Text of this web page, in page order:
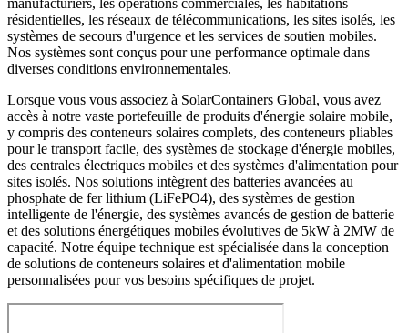
manufacturiers, les opérations commerciales, les habitations
résidentielles, les réseaux de télécommunications, les sites isolés, les
systèmes de secours d'urgence et les services de soutien mobiles.
Nos systèmes sont conçus pour une performance optimale dans
diverses conditions environnementales.
Lorsque vous vous associez à SolarContainers Global, vous avez
accès à notre vaste portefeuille de produits d'énergie solaire mobile,
y compris des conteneurs solaires complets, des conteneurs pliables
pour le transport facile, des systèmes de stockage d'énergie mobiles,
des centrales électriques mobiles et des systèmes d'alimentation pour
sites isolés. Nos solutions intègrent des batteries avancées au
phosphate de fer lithium (LiFePO4), des systèmes de gestion
intelligente de l'énergie, des systèmes avancés de gestion de batterie
et des solutions énergétiques mobiles évolutives de 5kW à 2MW de
capacité. Notre équipe technique est spécialisée dans la conception
de solutions de conteneurs solaires et d'alimentation mobile
personnalisées pour vos besoins spécifiques de projet.